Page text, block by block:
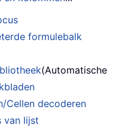
formulebalk
(Automatische
Cellen decoderen
van lijst